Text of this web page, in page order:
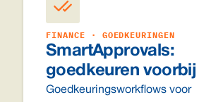
FINANCE · GOEDKEURINGEN
SmartApprovals:
goedkeuren
Goedkeuringsworkflows voor